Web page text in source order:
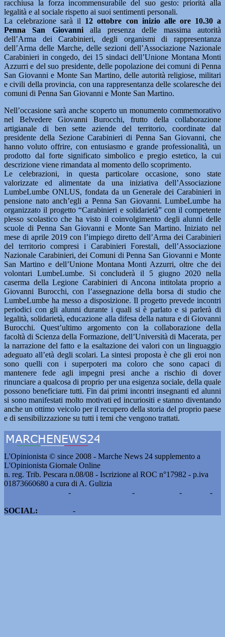
racchiusa la forza incommensurabile del suo gesto: priorità alla
legalità e al sociale rispetto ai suoi sentimenti personali.
La celebrazione sarà il 12 ottobre con inizio alle ore 10.30 a
Penna San Giovannialla presenza delle massima autorità
dell’Arma dei Carabinieri, degli organismi di rappresentanza
dell’Arma delle Marche, delle sezioni dell’Associazione Nazionale
Carabinieri in congedo, dei 15 sindaci dell’Unione Montana Monti
Azzurri e del suo presidente, delle popolazione dei comuni di Penna
San Giovanni e Monte San Martino, delle autorità religiose, militari
e civili della provincia, con una rappresentanza delle scolaresche dei
comuni di Penna San Giovanni e Monte San Martino.
Nell’occasione sarà anche scoperto un monumento commemorativo
nel Belvedere Giovanni Burocchi, frutto della collaborazione
artigianale di ben sette aziende del territorio, coordinate dal
presidente della Sezione Carabinieri di Penna San Giovanni, che
hanno voluto offrire, con entusiasmo e grande professionalità, un
prodotto dal forte significato simbolico e pregio estetico, la cui
descrizione viene rimandata al momento dello scoprimento.
Le celebrazioni, in questa particolare occasione, sono state
valorizzate ed alimentate da una iniziativa dell’Associazione
LumbeLumbe ONLUS, fondata da un Generale dei Carabinieri in
pensione nato anch’egli a Penna San Giovanni. LumbeLumbe ha
organizzato il progetto “Carabinieri e solidarietà” con il competente
plesso scolastico che ha visto il coinvolgimento degli alunni delle
scuole di Penna San Giovanni e Monte San Martino. Iniziato nel
mese di aprile 2019 con l’impiego diretto dell’Arma dei Carabinieri
del territorio compresi i Carabinieri Forestali, dell’Associazione
Nazionale Carabinieri, dei Comuni di Penna San Giovanni e Monte
San Martino e dell’Unione Montana Monti Azzurri, oltre che dei
volontari LumbeLumbe. Si concluderà il 5 giugno 2020 nella
caserma della Legione Carabinieri di Ancona intitolata proprio a
Giovanni Burocchi, con l’assegnazione della borsa di studio che
LumbeLumbe ha messo a disposizione. Il progetto prevede incontri
periodici con gli alunni durante i quali si è parlato e si parlerà di
legalità, solidarietà, educazione alla difesa della natura e di Giovanni
Burocchi. Quest’ultimo argomento con la collaborazione della
facoltà di Scienza della Formazione, dell’Università di Macerata, per
la narrazione del fatto e la esaltazione dei valori con un linguaggio
adeguato all’età degli scolari. La sintesi proposta è che gli eroi non
sono quelli con i superpoteri ma coloro che sono capaci di
mantenere fede agli impegni presi anche a rischio di dover
rinunciare a qualcosa di proprio per una esigenza sociale, della quale
possono beneficiare tutti. Fin dai primi incontri insegnanti ed alunni
si sono manifestati molto motivati ed incuriositi e stanno diventando
anche un ottimo veicolo per il recupero della storia del proprio paese
e di sensibilizzazione su tutti i temi che vengono trattati.
L'Opinionista © since 2008 - Marche News 24 supplemento a
L'Opinionista Giornale Online
n. reg. Trib. Pescara n.08/08 - Iscrizione al ROC n°17982 - p.iva
01873660680 a cura di A. Gulizia
- - -
-
SOCIAL:
-